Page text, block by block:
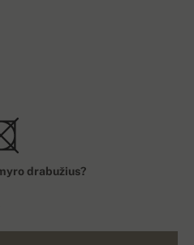
drabužius?